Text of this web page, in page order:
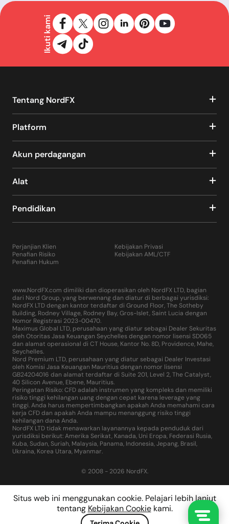
Situs web ini menggunakan cookie. Pelajari lebih lanjut
tentang Kebijakan Cookiekami.
Ikuti kami
Tentang NordFX
Platform
Akun perdagangan
Alat
Pendidikan
Perjanjian Klien
Penafian Risiko
Penafian Hukum
Kebijakan Privasi
Kebijakan AML/CTF
www.NordFX.com dimiliki dan dioperasikan oleh NordFX LTD, bagian
dari Nord Group, yang berwenang dan diatur di berbagai yurisdiksi:
NordFX LTD dengan kantor terdaftar di Ground Floor, The Sotheby
Building, Rodney Village, Rodney Bay, Gros-Islet, Saint Lucia dengan
Nomor Registrasi 2023-00470.
Maximus Global LTD, perusahaan yang diatur sebagai Dealer Sekuritas
oleh Otoritas Jasa Keuangan Seychelles dengan nomor lisensi SD065
dan alamat operasional di CT House, Kantor No. 8D, Providence, Mahe,
Seychelles.
Nord Premium LTD, perusahaan yang diatur sebagai Dealer Investasi
oleh Komisi Jasa Keuangan Mauritius dengan nomor lisensi
GB24204016 dan alamat terdaftar di Suite 201, Level 2, The Catalyst,
40 Silicon Avenue, Ebene, Mauritius.
Peringatan Risiko: CFD adalah instrumen yang kompleks dan memiliki
risiko tinggi kehilangan uang dengan cepat karena leverage yang
tinggi. Anda harus mempertimbangkan apakah Anda memahami cara
kerja CFD dan apakah Anda mampu menanggung risiko tinggi
kehilangan dana Anda.
NordFX LTD tidak menawarkan layanannya kepada penduduk dari
yurisdiksi berikut: Amerika Serikat, Kanada, Uni Eropa, Federasi Rusia,
Kuba, Sudan, Suriah, Malaysia, Panama, Indonesia, Jepang, Brasil,
Ukraina, Korea Utara, Myanmar.
© 2008 - 2026 NordFX.